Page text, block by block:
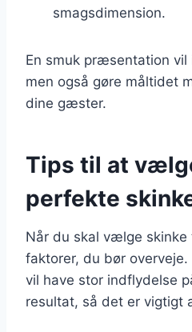
smagsdimension.
En smuk præsentation
men også gøre måltidet
dine gæster.
Tips til at
perfekte
Når du skal vælge skinke
faktorer, du bør
vil have stor indflydelse
resultat, så det er vigtigt